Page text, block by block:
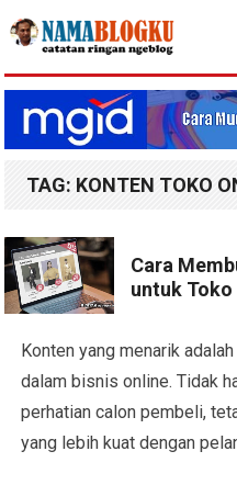
Nama Blogku
TAG: KONTEN TOKO
Cara
untuk Toko
Konten yang menarik
dalam bisnis online. Tidak
perhatian calon pembeli,
yang lebih kuat dengan